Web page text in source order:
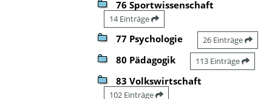
76 Sportwissenschaft
14 Einträge
77 Psychologie 26 Einträge
80 Pädagogik 113 Einträge
83 Volkswirtschaft
102 Einträge